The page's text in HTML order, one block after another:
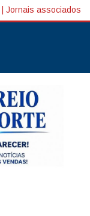
Jornais associados